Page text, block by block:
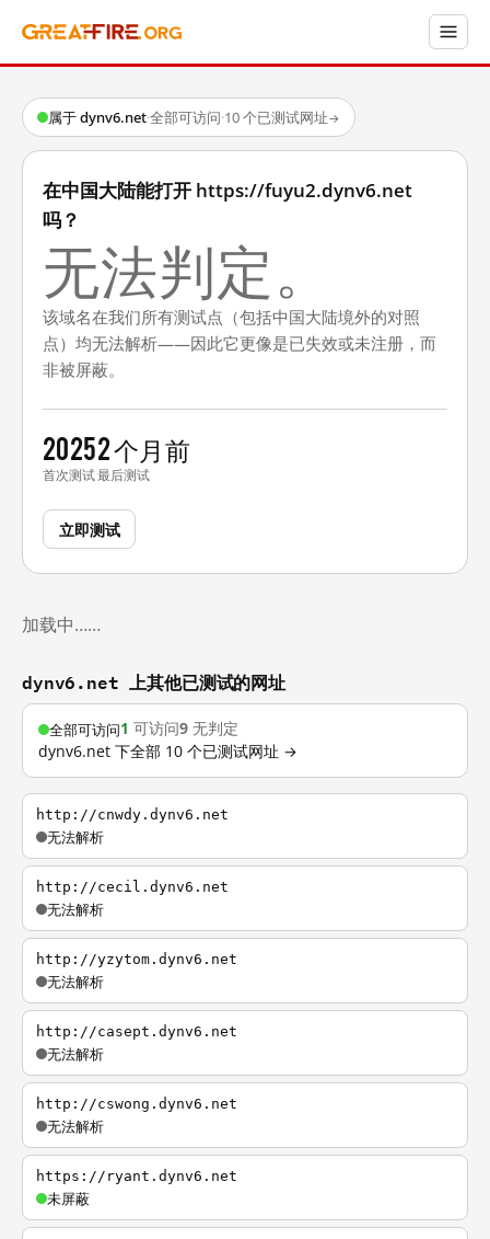
属于 dynv6.net·全部可访问·10 个已测试网址→
在中国大陆能打开 https://fuyu2.dynv6.net
吗？
无法判定。
该域名在我们所有测试点（包括中国大陆境外的对照
点）均无法解析——因此它更像是已失效或未注册，而
非被屏蔽。
2025
首次测试
2 个月前
最后测试
立即测试
加载中……
dynv6.net 上其他已测试的网址
全部可访问1 可访问9 无判定
dynv6.net 下全部 10 个已测试网址 →
http://cnwdy.dynv6.net
无法解析
http://cecil.dynv6.net
无法解析
http://yzytom.dynv6.net
无法解析
http://casept.dynv6.net
无法解析
http://cswong.dynv6.net
无法解析
https://ryant.dynv6.net
未屏蔽